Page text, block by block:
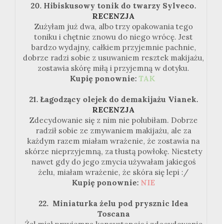
20. Hibiskusowy tonik do twarzy Sylveco.
RECENZJA
Zużyłam już dwa, albo trzy opakowania tego
toniku i chętnie znowu do niego wrócę. Jest
bardzo wydajny, całkiem przyjemnie pachnie,
dobrze radzi sobie z usuwaniem resztek makijażu,
zostawia skórę miłą i przyjemną w dotyku.
Kupię ponownie: TAK
21. Łagodzący olejek do demakijażu Vianek.
RECENZJA
Zdecydowanie się z nim nie polubiłam. Dobrze
radził sobie ze zmywaniem makijażu, ale za
każdym razem miałam wrażenie, że zostawia na
skórze nieprzyjemną, za tłustą powłokę. Niestety
nawet gdy do jego zmycia używałam jakiegoś
żelu, miałam wrażenie, że skóra się lepi :/
Kupię ponownie: NIE
22. Miniaturka żelu pod prysznic Idea
Toscana